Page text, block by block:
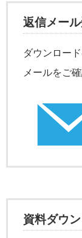
返信メー
ダウンロー
メールをご
資料ダウ